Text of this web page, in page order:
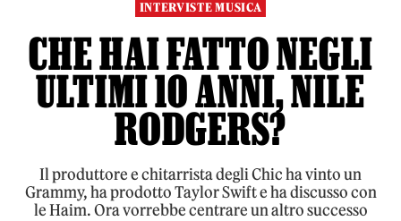
INTERVISTE MUSICA
CHE HAI FATTO NEGLI
ULTIMI 10 ANNI, NILE
RODGERS?
Il produttore e chitarrista degli Chic ha vinto un
Grammy, ha prodotto Taylor Swift e ha discusso con
le Haim. Ora vorrebbe centrare un altro successo